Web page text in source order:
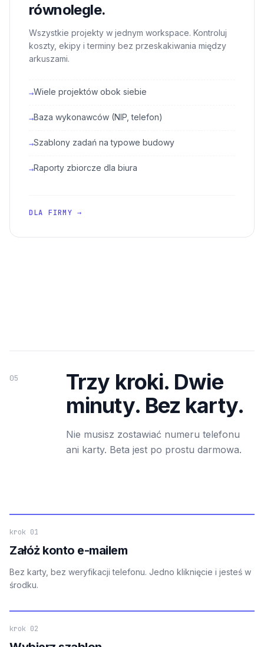
równolegle.
Wszystkie projekty w jednym workspace. Kontroluj
koszty, ekipy i terminy bez przeskakiwania między
arkuszami.
→Wiele projektów obok siebie
→Baza wykonawców (NIP, telefon)
→Szablony zadań na typowe budowy
→Raporty zbiorcze dla biura
DLA FIRMY →
05
Trzy kroki. Dwie
minuty. Bez karty.
Nie musisz zostawiać numeru telefonu
ani karty. Beta jest po prostu darmowa.
krok 01
Załóż konto e-mailem
Bez karty, bez weryfikacji telefonu. Jedno kliknięcie i jesteś w
środku.
krok 02